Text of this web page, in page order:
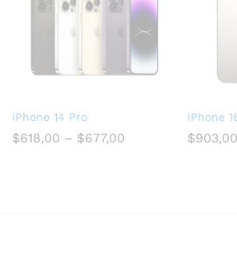
iPhone 14 Pro
$618,00 – $677,00
iPhone
$903,00